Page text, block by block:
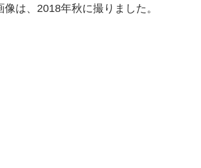
は、2018年秋に撮りました。